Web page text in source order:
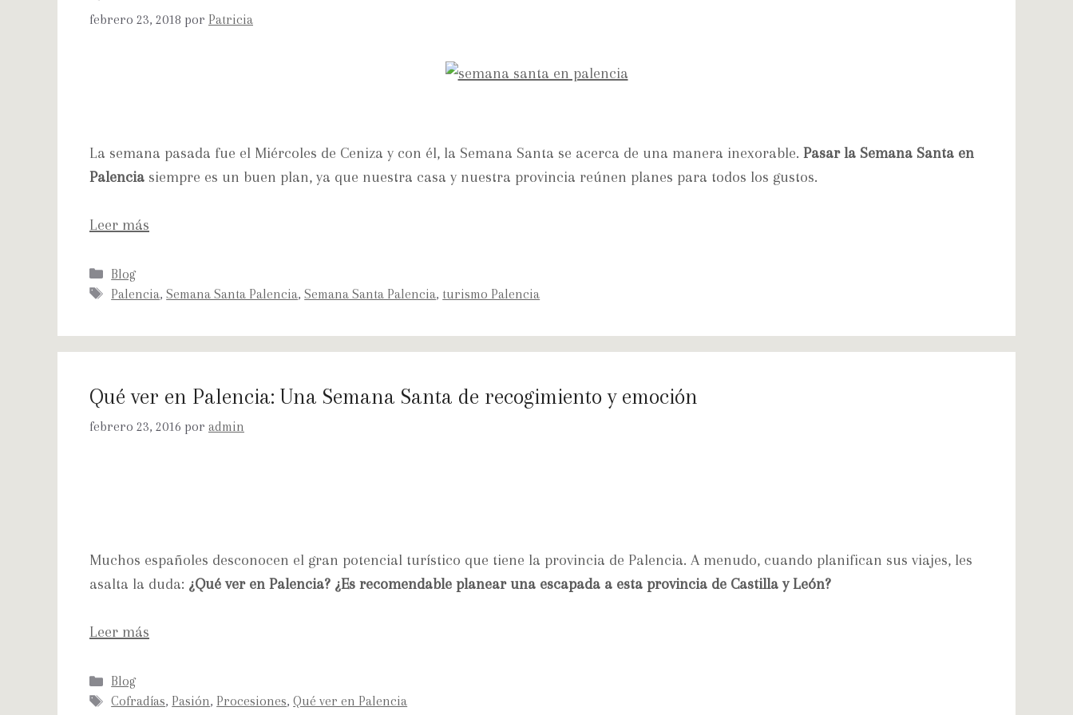
febrero 23, 2018 por Patricia
La semana pasada fue el Miércoles de Ceniza y con él, la Semana Santa se acerca de una manera inexorable. Pasar la Semana Santa en
Palencia siempre es un buen plan, ya que nuestra casa y nuestra provincia reúnen planes para todos los gustos.
Leer más
Blog
Palencia,Semana Santa Palencia,Semana Santa Palencia, turismo Palencia
Qué ver en Palencia: Una Semana Santa de recogimiento y emoción
febrero 23, 2016 por admin
Muchos españoles desconocen el gran potencial turístico que tiene la provincia de Palencia. A menudo, cuando planifican sus viajes, les
asalta la duda: ¿Qué ver en Palencia? ¿Es recomendable planear una escapada a esta provincia de Castilla y León?
Leer más
Blog
Cofradías, Pasión, Procesiones,Qué ver en Palencia